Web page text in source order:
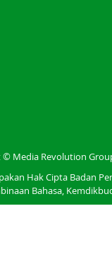
Media Revolution
Hak Cipta Badan
Bahasa,